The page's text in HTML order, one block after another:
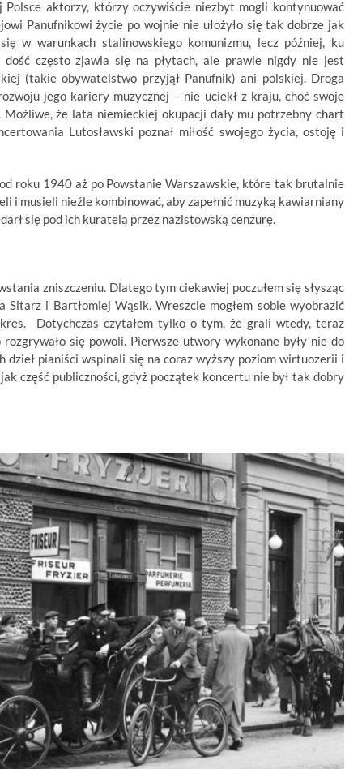
aktorzy, którzy oczywiście niezbyt mogli kontynuować
Panufnikowi życie po wojnie nie ułożyło się tak dobrze jak
w warunkach stalinowskiego komunizmu, lecz później, ku
często zjawia się na płytach, ale prawie nigdy nie jest
(takie obywatelstwo przyjął Panufnik) ani polskiej. Droga
jego kariery muzycznej – nie uciekł z kraju, choć swoje
że lata niemieckiej okupacji dały mu potrzebny chart
Lutosławski poznał miłość swojego życia, ostoję i
roku 1940 aż po Powstanie Warszawskie, które tak brutalnie
i musieli nieźle kombinować, aby zapełnić muzyką kawiarniany
się pod ich kuratelą przez nazistowską cenzurę.
zniszczeniu. Dlatego tym ciekawiej poczułem się słysząc
Sitarz i Bartłomiej Wąsik. Wreszcie mogłem sobie wyobrazić
Dotychczas czytałem tylko o tym, że grali wtedy, teraz
się powoli. Pierwsze utwory wykonane były nie do
pianiści wspinali się na coraz wyższy poziom wirtuozerii i
część publiczności, gdyż początek koncertu nie był tak dobry